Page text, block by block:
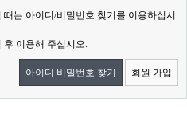
는 아이디/비밀번호 찾기를 이용하십시
후 이용해 주십시오.
아이디 비밀번호 찾기 회원 가입